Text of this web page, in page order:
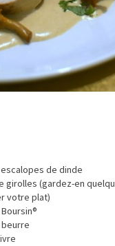
de dinde
girolles (gardez-en
votre plat)